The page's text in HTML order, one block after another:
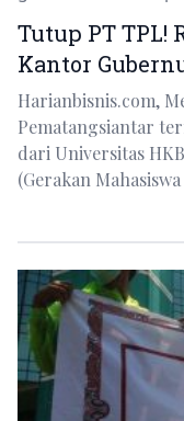
Tutup PT TPL!
Kantor
Harianbisnis.com,
Pematangsiantar
dari Universitas
(Gerakan